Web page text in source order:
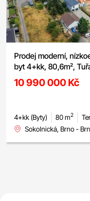
Prodej moderní,
byt 4+kk, 80,6m²,
56,6m² možnost
10 990 000 Kč
4+kk (Byty) 80 m2
Sokolnická, Brno -